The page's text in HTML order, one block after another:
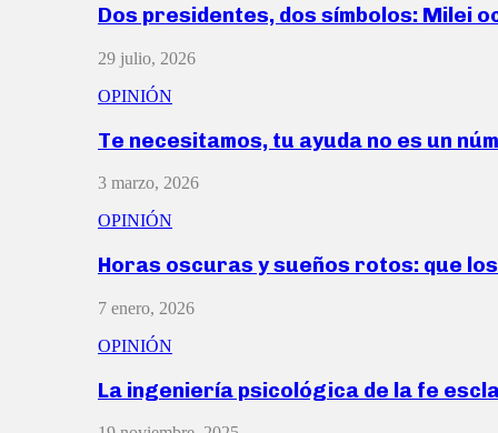
Dos presidentes, dos símbolos: Milei
29 julio, 2026
OPINIÓN
Te necesitamos, tu ayuda no es un
3 marzo, 2026
OPINIÓN
Horas oscuras y sueños rotos: que
7 enero, 2026
OPINIÓN
La ingeniería psicológica de la fe